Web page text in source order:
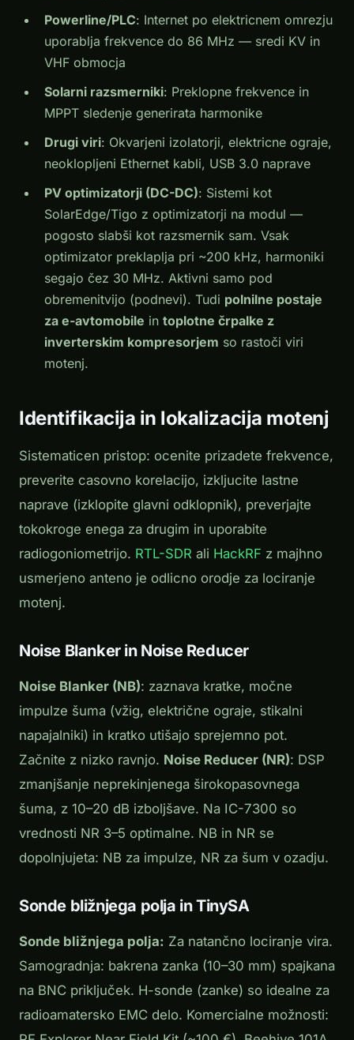
Powerline/PLC: Internet po elektricnem omrezju
uporablja frekvence do 86 MHz — sredi KV in
VHF obmocja
Solarni razsmerniki: Preklopne frekvence in
MPPT sledenje generirata harmonike
Drugi viri: Okvarjeni izolatorji, elektricne ograje,
neoklopljeni Ethernet kabli, USB 3.0 naprave
PV optimizatorji (DC-DC): Sistemi kot
SolarEdge/Tigo z optimizatorji na modul —
pogosto slabši kot razsmernik sam. Vsak
optimizator preklaplja pri ~200 kHz, harmoniki
segajo čez 30 MHz. Aktivni samo pod
obremenitvijo (podnevi). Tudi polnilne postaje
za e-avtomobile in toplotne črpalke z
inverterskim kompresorjem so rastoči viri
motenj.
Identifikacija in lokalizacija motenj
Sistematicen pristop: ocenite prizadete frekvence,
preverite casovno korelacijo, izkljucite lastne
naprave (izklopite glavni odklopnik), preverjajte
tokokroge enega za drugim in uporabite
radiogoniometrijo. RTL-SDR ali HackRF z majhno
usmerjeno anteno je odlicno orodje za lociranje
motenj.
Noise Blanker in Noise Reducer
Noise Blanker (NB): zaznava kratke, močne
impulze šuma (vžig, električne ograje, stikalni
napajalniki) in kratko utišajo sprejemno pot.
Začnite z nizko ravnjo. Noise Reducer (NR): DSP
zmanjšanje neprekinjenega širokopasovnega
šuma, z 10–20 dB izboljšave. Na IC-7300 so
vrednosti NR 3–5 optimalne. NB in NR se
dopolnjujeta: NB za impulze, NR za šum v ozadju.
Sonde bližnjega polja in TinySA
Sonde bližnjega polja: Za natančno lociranje vira.
Samogradnja: bakrena zanka (10–30 mm) spajkana
na BNC priključek. H-sonde (zanke) so idealne za
radioamatersko EMC delo. Komercialne možnosti: